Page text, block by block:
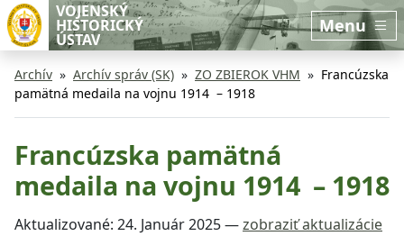
Preskočiť na hlavný obsah
Preskočiť na bočnú lištu
VOJENSKÝ
HISTORICKÝ
ÚSTAV
Menu
Archív Archív správ (SK) ZO ZBIEROK VHM
Francúzska
pamätná medaila na vojnu 1914 – 1918
Francúzska pamätná
medaila na vojnu 1914 – 1918
Aktualizované: 24. Január 2025—zobraziť aktualizácie